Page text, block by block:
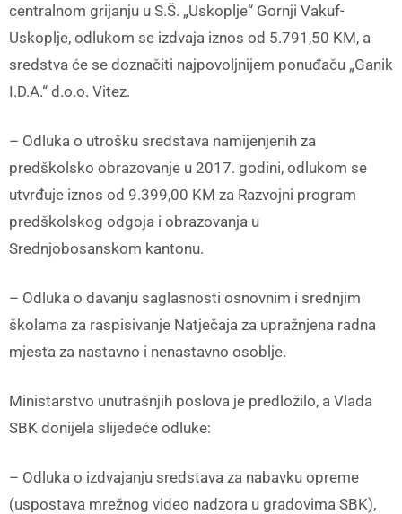
centralnom grijanju u S.Š. „Uskoplje“ Gornji Vakuf-
Uskoplje, odlukom se izdvaja iznos od 5.791,50 KM, a
sredstva će se doznačiti najpovoljnijem ponuđaču „Ganik
I.D.A.“ d.o.o. Vitez.
– Odluka o utrošku sredstava namijenjenih za
predškolsko obrazovanje u 2017. godini, odlukom se
utvrđuje iznos od 9.399,00 KM za Razvojni program
predškolskog odgoja i obrazovanja u
Srednjobosanskom kantonu.
– Odluka o davanju saglasnosti osnovnim i srednjim
školama za raspisivanje Natječaja za upražnjena radna
mjesta za nastavno i nenastavno osoblje.
Ministarstvo unutrašnjih poslova je predložilo, a Vlada
SBK donijela slijedeće odluke:
– Odluka o izdvajanju sredstava za nabavku opreme
(uspostava mrežnog video nadzora u gradovima SBK),